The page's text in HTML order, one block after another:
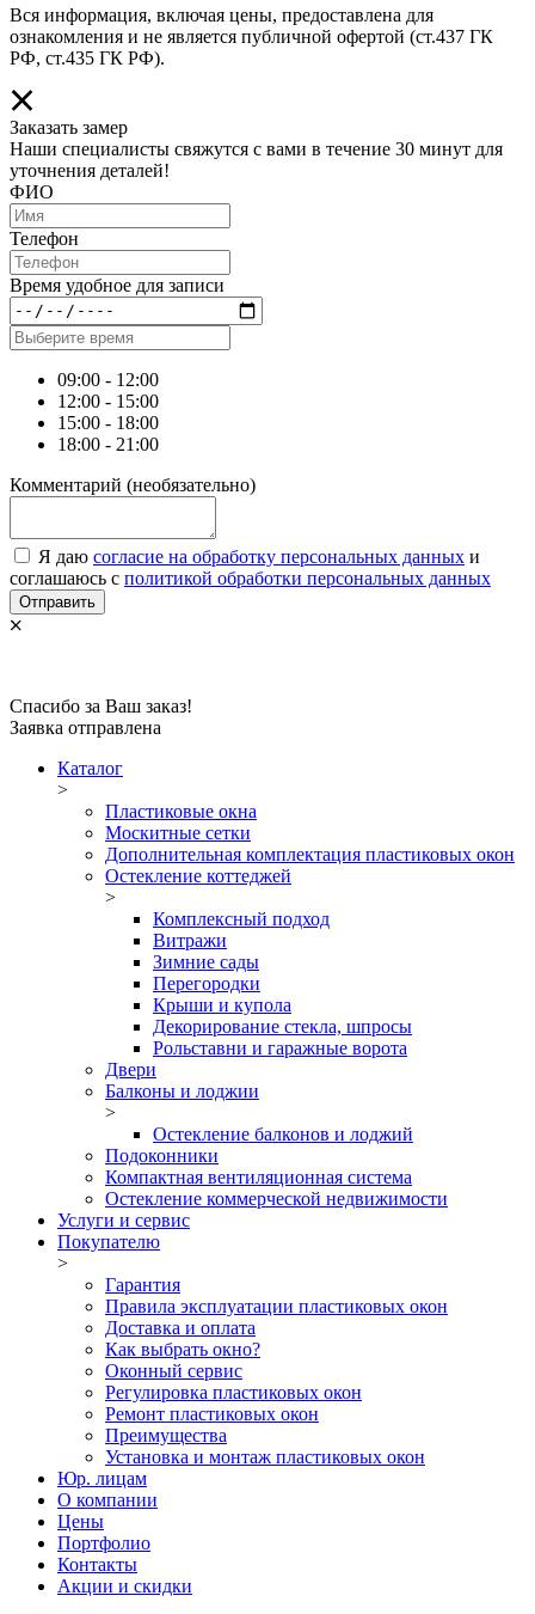
Вся информация, включая цены, предоставлена для
ознакомления и не является публичной офертой (ст.437 ГК
РФ, ст.435 ГК РФ).
Заказать замер
Наши специалисты свяжутся с вами в течение 30 минут для
уточнения деталей!
ФИО
Телефон
Время удобное для записи
09:00 - 12:00
12:00 - 15:00
15:00 - 18:00
18:00 - 21:00
Комментарий (необязательно)
Я даю согласие на обработку персональных данных и
соглашаюсь с политикой обработки персональных данных
Отправить
Спасибо за Ваш заказ!
Заявка отправлена
Каталог
>
Пластиковые окна
Москитные сетки
Дополнительная комплектация пластиковых окон
Остекление коттеджей
>
Комплексный подход
Витражи
Зимние сады
Перегородки
Крыши и купола
Декорирование стекла, шпросы
Рольставни и гаражные ворота
Двери
Балконы и лоджии
>
Остекление балконов и лоджий
Подоконники
Компактная вентиляционная система
Остекление коммерческой недвижимости
Услуги и сервис
Покупателю
>
Гарантия
Правила эксплуатации пластиковых окон
Доставка и оплата
Как выбрать окно?
Оконный сервис
Регулировка пластиковых окон
Ремонт пластиковых окон
Преимущества
Установка и монтаж пластиковых окон
Юр. лицам
О компании
Цены
Портфолио
Контакты
Акции и скидки